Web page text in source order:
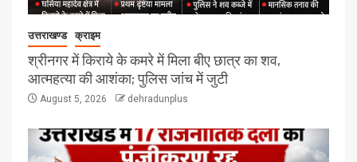
उत्तराखण्ड क्राइम
श्रीनगर में किराये के कमरे में मिला बीए छात्र का शव,
आत्महत्या की आशंका; पुलिस जांच में जुटी
August 5, 2026 dehradunplus